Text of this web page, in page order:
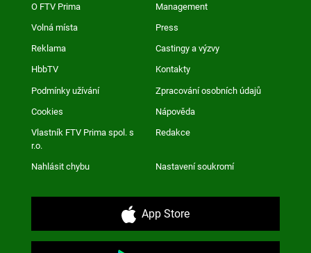
O FTV Prima Management
Volná místa Press
Reklama Castingy a výzvy
HbbTV Kontakty
Podmínky užívání Zpracování osobních údajů
Cookies Nápověda
Vlastník FTV Prima spol. s
r.o.
Redakce
Nahlásit chybu Nastavení soukromí
App Store